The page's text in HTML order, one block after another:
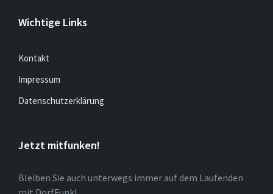
Wichtige Links
Kontakt
Impressum
Datenschutzerklärung
Jetzt mitfunken!
Bleiben Sie auch unterwegs immer auf dem Laufenden